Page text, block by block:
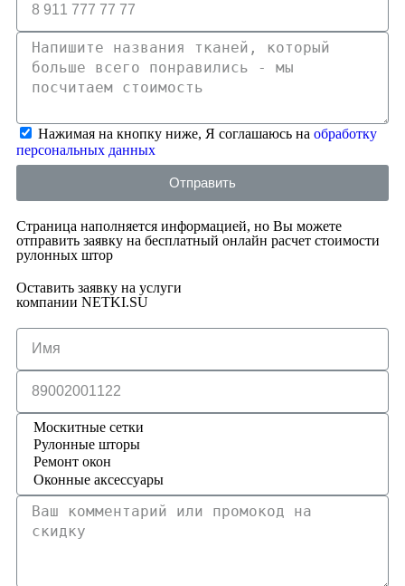
Нажимая на кнопку ниже, Я соглашаюсь на обработку
персональных данных
Отправить
Страница наполняется информацией, но Вы можете
отправить заявку на бесплатный онлайн расчет стоимости
рулонных штор
Оставить заявку на услуги
компании NETKI.SU